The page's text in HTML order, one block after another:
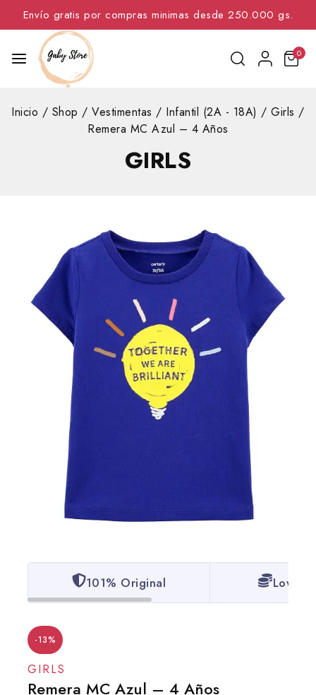
Envío gratis por compras minimas desde 250.000 gs.
0
Inicio / Shop / Vestimentas / Infantil (2A - 18A) / Girls /
Remera MC Azul – 4 Años
GIRLS
101% Original Lowest
-13%
GIRLS
Remera MC Azul – 4 Años